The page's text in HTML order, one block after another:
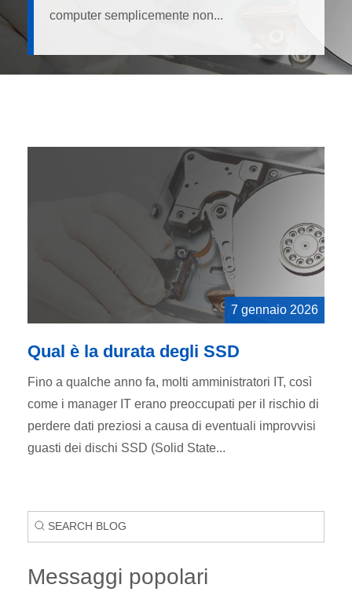
computer semplicemente non...
7 gennaio 2026
Qual è la durata degli SSD
Fino a qualche anno fa, molti amministratori IT, così
come i manager IT erano preoccupati per il rischio di
perdere dati preziosi a causa di eventuali improvvisi
guasti dei dischi SSD (Solid State...
Messaggi popolari